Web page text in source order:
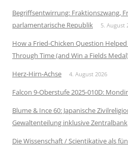
Begriffsentwirrung: Fraktionszwang,
parlamentarische Republik
5. August
How a Fried-Chicken Question
Through Time (and Win a Fields
Herz-Hirn-Achse 4. August 2026
Falcon 9-Oberstufe 2025-010D:
Blume & Ince 60: Japanische
Gewaltenteilung inklusive Zentralbank
Die Wissenschaft / Scientikative als